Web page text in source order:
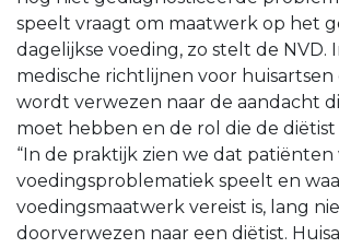
speelt vraagt om maatwerk op het
dagelijkse voeding, zo stelt de NVD.
medische richtlijnen voor huisartsen
wordt verwezen naar de aandacht
moet hebben en de rol die de diëtist
“In de praktijk zien we dat patiënten
voedingsproblematiek speelt en
voedingsmaatwerk vereist is, lang
doorverwezen naar een diëtist.